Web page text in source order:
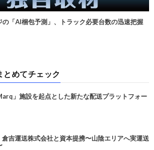
の「AI梱包予測」、トラック必要台数の迅速把握
とめてチェック
」施設を起点とした新たな配送プラットフォー
吉運送株式会社と資本提携〜山陰エリアへ実運送